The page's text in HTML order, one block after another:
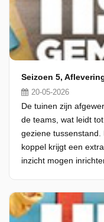
Seizoen 5,
20-05-2026
De tuinen zijn
de teams, wat leidt
geziene
koppel krijgt een
inzicht mogen